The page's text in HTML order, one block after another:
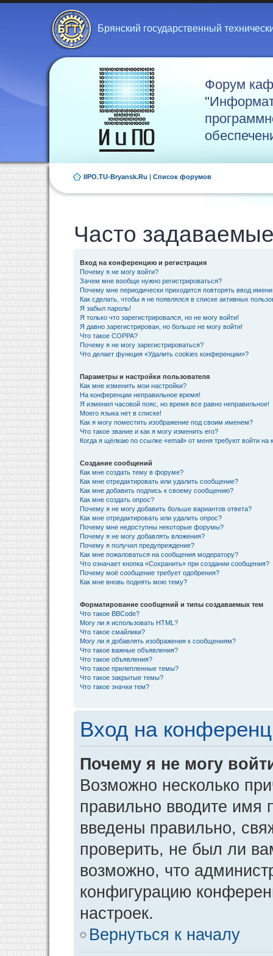
Брянский государственный
Форум
IIPO.TU-Bryansk.Ru | Список форумов
Часто
Вход на конференцию и регистрация
Почему я не могу войти?
Зачем мне вообще нужно регистрироваться?
Почему мне периодически приходится повторять ввод
Как сделать, чтобы я не появлялся в списке активных
Я забыл пароль!
Я только что зарегистрировался, но не могу войти!
Я давно зарегистрирован, но больше не могу войти!
Что такое COPPA?
Почему я не могу зарегистрироваться?
Что делает функция «Удалить cookies конференции»?
Параметры и настройки пользователя
Как мне изменить мои настройки?
На конференции неправильное время!
Я изменил часовой пояс, но время все равно неправильное!
Моего языка нет в списке!
Как я могу поместить изображение под своим именем?
Что такое звание и как я могу изменить его?
Когда я щёлкаю по ссылке «email» от меня требуют войти на
Создание сообщений
Как мне создать тему в форуме?
Как мне отредактировать или удалить сообщение?
Как мне добавить подпись к своему сообщению?
Как мне создать опрос?
Почему я не могу добавить больше вариантов ответа?
Как мне отредактировать или удалить опрос?
Почему мне недоступны некоторые форумы?
Почему я не могу добавлять вложения?
Почему я получил предупреждение?
Как мне пожаловаться на сообщения модератору?
Что означает кнопка «Сохранить» при создании сообщения?
Почему моё сообщение требует одобрения?
Как мне вновь поднять мою тему?
Форматирование сообщений и типы создаваемых тем
Что такое BBCode?
Могу ли я использовать HTML?
Что такое смайлики?
Могу ли я добавлять изображения к сообщениям?
Что такое важные объявления?
Что такое объявления?
Что такое прилепленные темы?
Что такое закрытые темы?
Что такое значки тем?
Вход на
Почему я не могу
Возможно несколько
правильно вводите имя
введены правильно,
проверить, не был ли
возможно, что
конфигурацию
настроек.
Вернуться к началу